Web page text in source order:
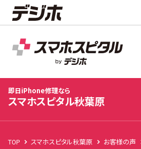
スマホスピタル秋葉原
店舗TOP 修理料金 修理事例
即日iPhone修理なら
スマホスピタル秋葉原
TOP スマホスピタル秋葉原 お客様の声